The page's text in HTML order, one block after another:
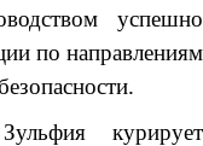
успешно
по направлениям
курирует